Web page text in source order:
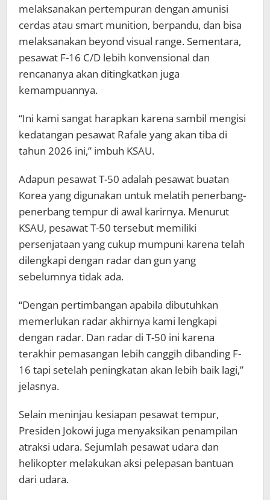
melaksanakan pertempuran dengan amunisi
cerdas atau smart munition, berpandu, dan bisa
melaksanakan beyond visual range. Sementara,
pesawat F-16 C/D lebih konvensional dan
rencananya akan ditingkatkan juga
kemampuannya.
“Ini kami sangat harapkan karena sambil mengisi
kedatangan pesawat Rafale yang akan tiba di
tahun 2026 ini,” imbuh KSAU.
Adapun pesawat T-50 adalah pesawat buatan
Korea yang digunakan untuk melatih penerbang-
penerbang tempur di awal karirnya. Menurut
KSAU, pesawat T-50 tersebut memiliki
persenjataan yang cukup mumpuni karena telah
dilengkapi dengan radar dan gun yang
sebelumnya tidak ada.
“Dengan pertimbangan apabila dibutuhkan
memerlukan radar akhirnya kami lengkapi
dengan radar. Dan radar di T-50 ini karena
terakhir pemasangan lebih canggih dibanding F-
16 tapi setelah peningkatan akan lebih baik lagi,”
jelasnya.
Selain meninjau kesiapan pesawat tempur,
Presiden Jokowi juga menyaksikan penampilan
atraksi udara. Sejumlah pesawat udara dan
helikopter melakukan aksi pelepasan bantuan
dari udara.